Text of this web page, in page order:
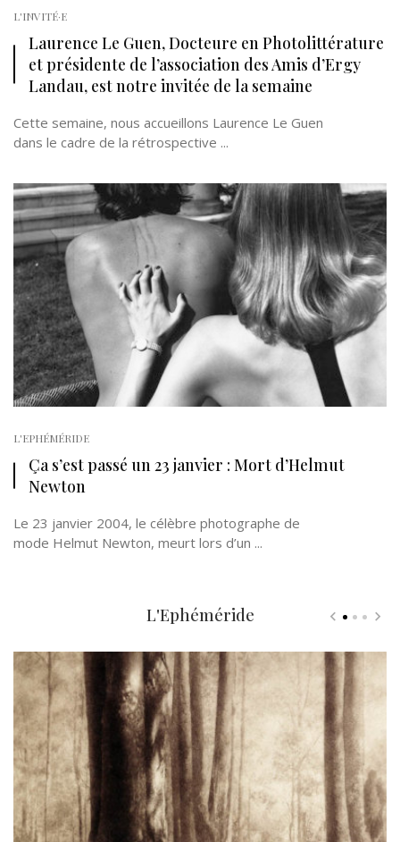
L'INVITÉ·E
Laurence Le Guen, Docteure en Photolittérature
et présidente de l’association des Amis d’Ergy
Landau, est notre invitée de la semaine
Cette semaine, nous accueillons Laurence Le Guen
dans le cadre de la rétrospective ...
L'EPHÉMÉRIDE
Ça s’est passé un 23 janvier : Mort d’Helmut
Newton
Le 23 janvier 2004, le célèbre photographe de
mode Helmut Newton, meurt lors d’un ...
L'Ephéméride